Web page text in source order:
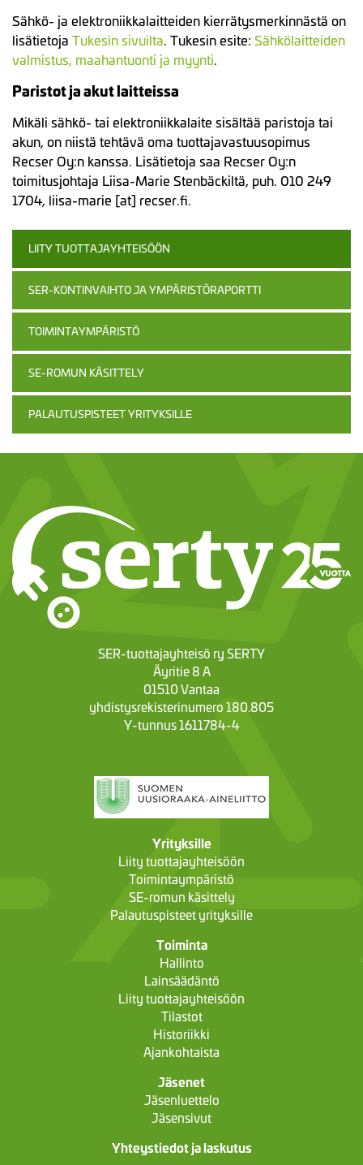
Sähkö- ja elektroniikkalaitteiden kierrätysmerkinnästä on
lisätietoja Tukesin sivuilta. Tukesin esite: Sähkölaitteiden
valmistus, maahantuonti ja myynti.
Paristot ja akut laitteissa
Mikäli sähkö- tai elektroniikkalaite sisältää paristoja tai
akun, on niistä tehtävä oma tuottajavastuusopimus
Recser Oy:n kanssa. Lisätietoja saa Recser Oy:n
toimitusjohtaja Liisa-Marie Stenbäckiltä, puh. 010 249
1704, liisa-marie [at] recser.fi.
LIITY TUOTTAJAYHTEISÖÖN
SER-KONTINVAIHTO JA YMPÄRISTÖRAPORTTI
TOIMINTAYMPÄRISTÖ
SE-ROMUN KÄSITTELY
PALAUTUSPISTEET YRITYKSILLE
SER-tuottajayhteisö ry SERTY
Äyritie 8 A
01510 Vantaa
yhdistysrekisterinumero 180.805
Y-tunnus 1611784-4
Yrityksille
Liity tuottajayhteisöön
Toimintaympäristö
SE-romun käsittely
Palautuspisteet yrityksille
Toiminta
Hallinto
Lainsäädäntö
Liity tuottajayhteisöön
Tilastot
Historiikki
Ajankohtaista
Jäsenet
Jäsenluettelo
Jäsensivut
Yhteystiedot ja laskutus